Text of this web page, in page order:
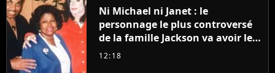
Ni Michael ni Janet : le
personnage le plus controversé
de la famille Jackson va avoir le
droit à sa propre série
12:18